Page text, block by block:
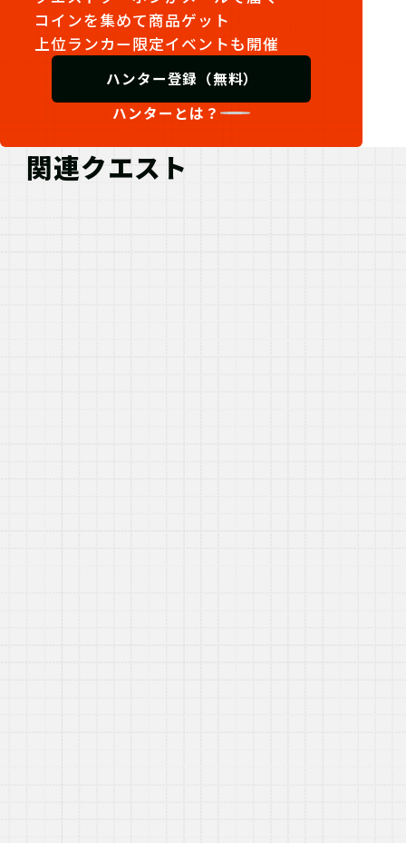
コインを集めて商品ゲット
上位ランカー限定イベントも開催
ハンター登録（無料）
ハンターとは？
関連クエスト